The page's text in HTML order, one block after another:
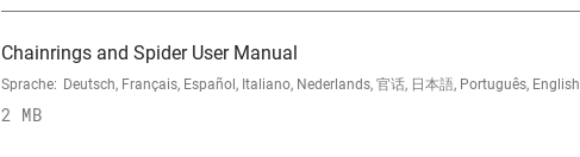
Chainrings and Spider User Manual
Sprache: Deutsch, Français, Español, Italiano, Nederlands, 官话, 日本語, Português, English
2 MB